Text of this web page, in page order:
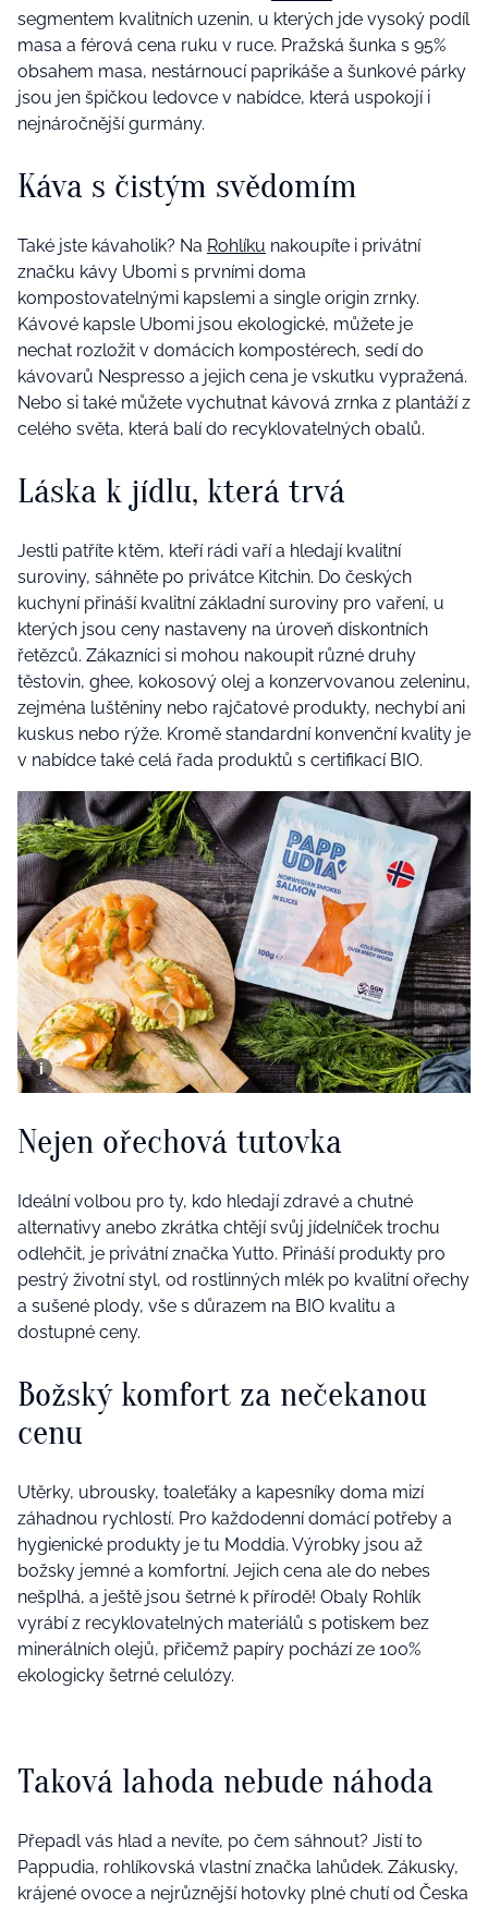
segmentem kvalitních uzenin, u kterých jde vysoký podíl
masa a férová cena ruku v ruce. Pražská šunka s 95%
obsahem masa, nestárnoucí paprikáše a šunkové párky
jsou jen špičkou ledovce v nabídce, která uspokojí i
nejnáročnější gurmány.
Káva s čistým svědomím
Také jste kávaholik? Na Rohlíku nakoupíte i privátní
značku kávy Ubomi s prvními doma
kompostovatelnými kapslemi a single origin zrnky.
Kávové kapsle Ubomi jsou ekologické, můžete je
nechat rozložit v domácích kompostérech, sedí do
kávovarů Nespresso a jejich cena je vskutku vypražená.
Nebo si také můžete vychutnat kávová zrnka z plantáží z
celého světa, která balí do recyklovatelných obalů.
Láska k jídlu, která trvá
Jestli patříte k těm, kteří rádi vaří a hledají kvalitní
suroviny, sáhněte po privátce Kitchin. Do českých
kuchyní přináší kvalitní základní suroviny pro vaření, u
kterých jsou ceny nastaveny na úroveň diskontních
řetězců. Zákazníci si mohou nakoupit různé druhy
těstovin, ghee, kokosový olej a konzervovanou zeleninu,
zejména luštěniny nebo rajčatové produkty, nechybí ani
kuskus nebo rýže. Kromě standardní konvenční kvality je
v nabídce také celá řada produktů s certifikací BIO.
Nejen ořechová tutovka
Ideální volbou pro ty, kdo hledají zdravé a chutné
alternativy anebo zkrátka chtějí svůj jídelníček trochu
odlehčit, je privátní značka Yutto. Přináší produkty pro
pestrý životní styl, od rostlinných mlék po kvalitní ořechy
a sušené plody, vše s důrazem na BIO kvalitu a
dostupné ceny.
Božský komfort za nečekanou
cenu
Utěrky, ubrousky, toaleťáky a kapesníky doma mizí
záhadnou rychlostí. Pro každodenní domácí potřeby a
hygienické produkty je tu Moddia. Výrobky jsou až
božsky jemné a komfortní. Jejich cena ale do nebes
nešplhá, a ještě jsou šetrné k přírodě! Obaly Rohlík
vyrábí z recyklovatelných materiálů s potiskem bez
minerálních olejů, přičemž papíry pochází ze 100%
ekologicky šetrné celulózy.
Taková lahoda nebude náhoda
Přepadl vás hlad a nevíte, po čem sáhnout? Jistí to
Pappudia, rohlíkovská vlastní značka lahůdek. Zákusky,
krájené ovoce a nejrůznější hotovky plné chutí od Česka